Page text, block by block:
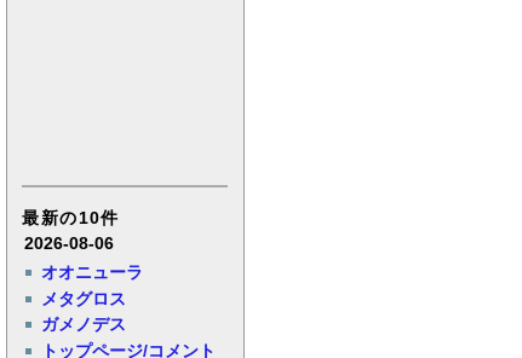
最新の10件
2026-08-06
オオニューラ
メタグロス
ガメノデス
トップページ/コメント